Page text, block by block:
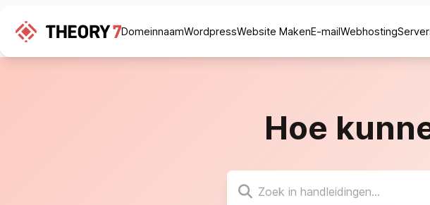
DomeinnaamWordpressWebsite MakenE-mailWebhosting
Hoe